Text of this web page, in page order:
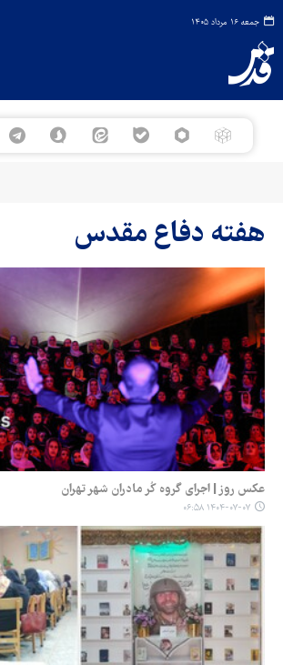
جمعه ۱۶ مرداد ۱۴۰۵
هفته دفاع مقدس
عکس روز | اجرای گروه کُر مادران شهر تهران
۱۴۰۴-۰۷-۰۷ ۰۶:۵۸